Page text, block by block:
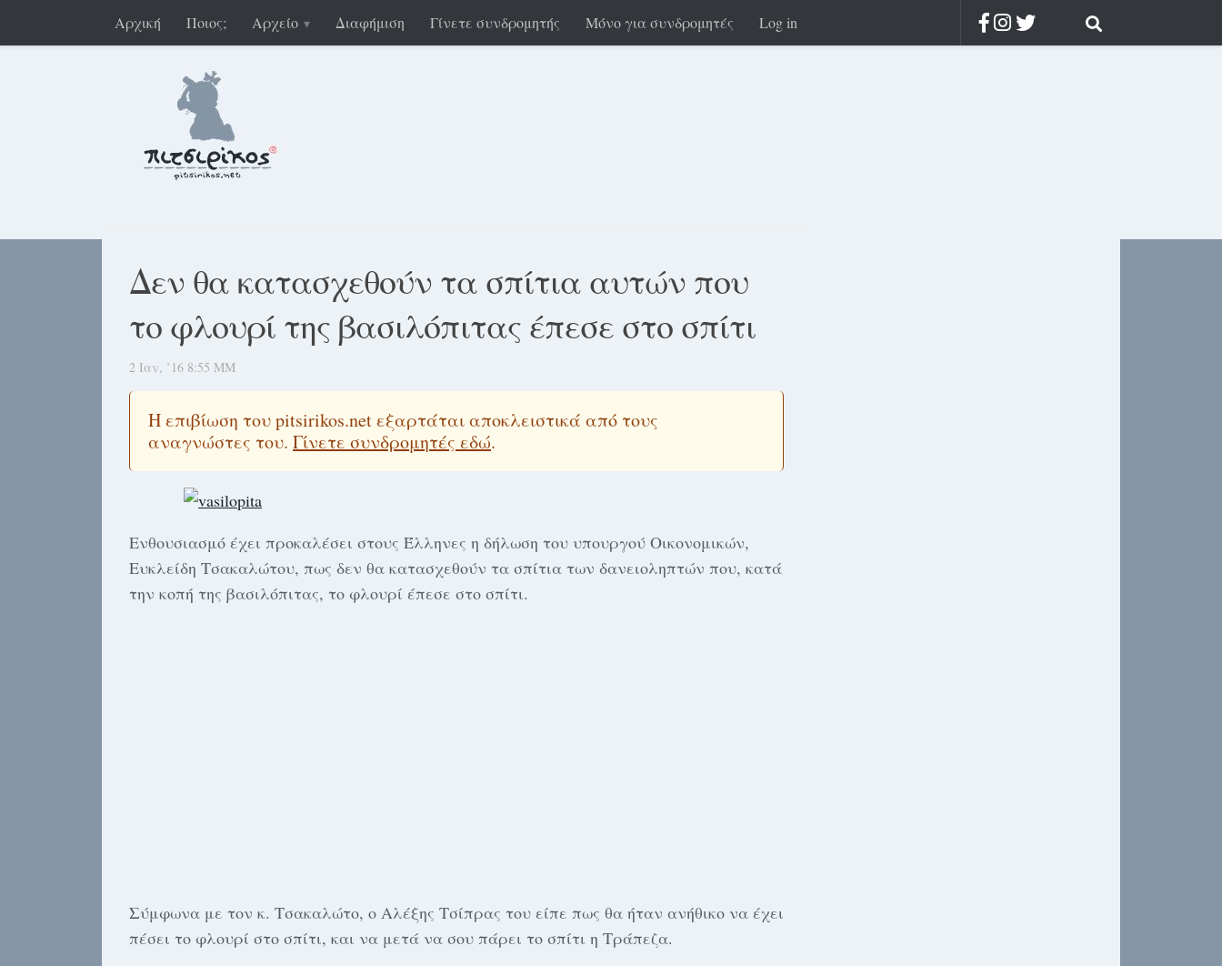
Αρχική Ποιος; Αρχείο Διαφήμιση Γίνετε συνδρομητής Μόνο για συνδρομητές Log in
Δεν θα κατασχεθούν τα σπίτια αυτών που
το φλουρί της βασιλόπιτας έπεσε στο σπίτι
2 Ιαν, ’16 8:55 ΜΜ
Η επιβίωση του pitsirikos.net εξαρτάται αποκλειστικά από τους
αναγνώστες του. Γίνετε συνδρομητές εδώ.
Ενθουσιασμό έχει προκαλέσει στους Έλληνες η δήλωση του υπουργού Οικονομικών,
Ευκλείδη Τσακαλώτου, πως δεν θα κατασχεθούν τα σπίτια των δανειοληπτών που, κατά
την κοπή της βασιλόπιτας, το φλουρί έπεσε στο σπίτι.
Σύμφωνα με τον κ. Τσακαλώτο, ο Αλέξης Τσίπρας του είπε πως θα ήταν ανήθικο να έχει
πέσει το φλουρί στο σπίτι, και να μετά να σου πάρει το σπίτι η Τράπεζα.